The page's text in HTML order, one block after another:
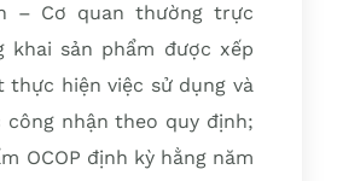
– Cơ quan thường trực
sản phẩm được xếp
thực hiện việc sử dụng và
công nhận theo quy định;
OCOP định kỳ hằng năm